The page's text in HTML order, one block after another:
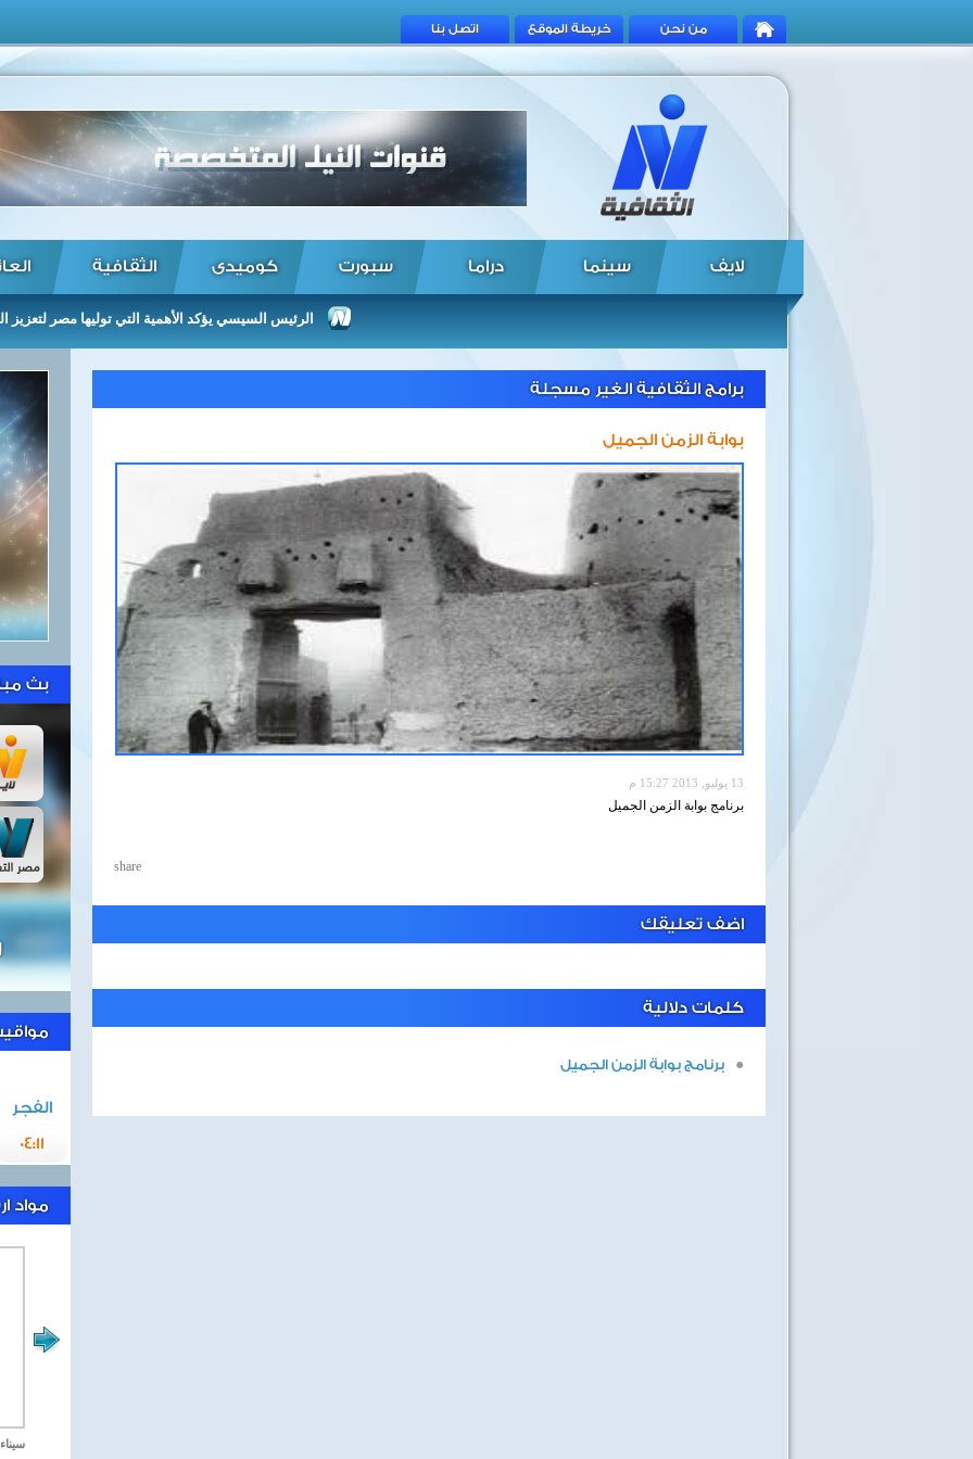
من نحن خريطة الموقع اتصل بنا
لايف سينما دراما سبورت كوميدى الثقافية
الرئيس السيسي يؤكد الأهمية التي توليها مصر لتعزيز
برامج الثقافية الغير مسجلة
بوابة الزمن الجميل
13 يوليو, 2013 15:27 م
برنامج بوابة الزمن الجميل
share
اضف تعليقك
كلمات دلالية
برنامج بوابة الزمن الجميل
بث
الفجر
04:11
مواد
سيناء 2018 العملية